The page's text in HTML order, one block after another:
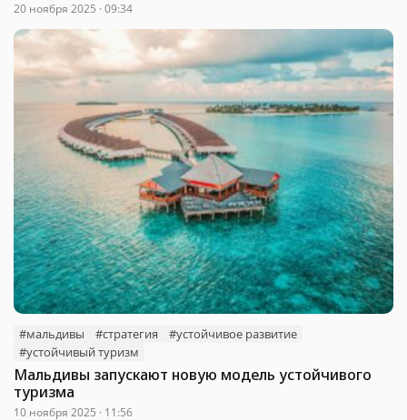
20 ноября 2025 · 09:34
#мальдивы #стратегия
#устойчивое развитие
#устойчивый туризм
Мальдивы запускают новую модель устойчивого
туризма
10 ноября 2025 · 11:56